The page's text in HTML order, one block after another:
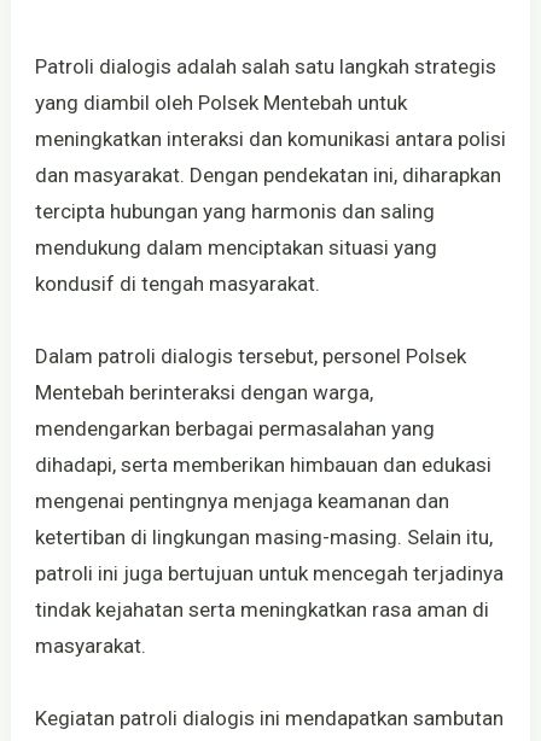
Patroli dialogis adalah salah satu langkah strategis
yang diambil oleh Polsek Mentebah untuk
meningkatkan interaksi dan komunikasi antara polisi
dan masyarakat. Dengan pendekatan ini, diharapkan
tercipta hubungan yang harmonis dan saling
mendukung dalam menciptakan situasi yang
kondusif di tengah masyarakat.
Dalam patroli dialogis tersebut, personel Polsek
Mentebah berinteraksi dengan warga,
mendengarkan berbagai permasalahan yang
dihadapi, serta memberikan himbauan dan edukasi
mengenai pentingnya menjaga keamanan dan
ketertiban di lingkungan masing-masing. Selain itu,
patroli ini juga bertujuan untuk mencegah terjadinya
tindak kejahatan serta meningkatkan rasa aman di
masyarakat.
Kegiatan patroli dialogis ini mendapatkan sambutan